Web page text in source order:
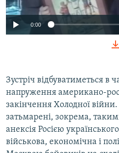
0:00
Зустріч відбуватиметься в
напруження американо-
закінчення Холодної
затьмарені, зокрема,
анексія Росією
військова, економічна і